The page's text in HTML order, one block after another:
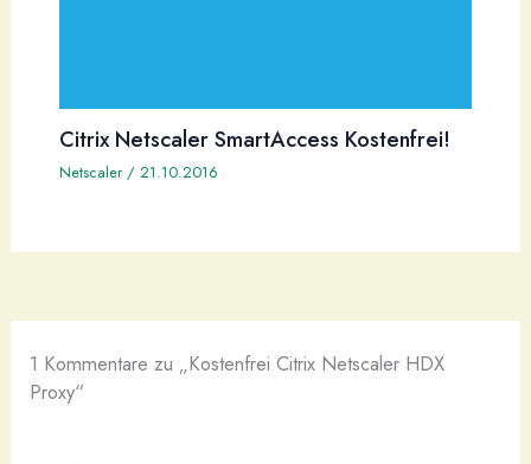
Citrix Netscaler SmartAccess Kostenfrei!
Netscaler/ 21.10.2016
1 Kommentare zu „Kostenfrei Citrix Netscaler HDX
Proxy“